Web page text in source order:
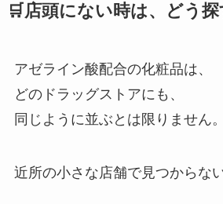
🛒店頭にない時は、どう
アゼライン酸配合の化粧品は、
どのドラッグストアにも、
同じように並ぶとは限りません。
近所の小さな店舗で見つからな